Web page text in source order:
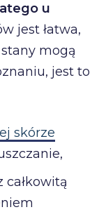
u
jest łatwa,
mogą
jest to
skórze
całkowitą